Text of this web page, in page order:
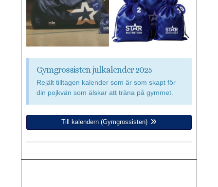
Gymgrossisten julkalender 2025
Rejält tilltagen kalender som är som skapt för
din pojkvän som älskar att träna på gymmet.
Till kalendern (Gymgrossisten)